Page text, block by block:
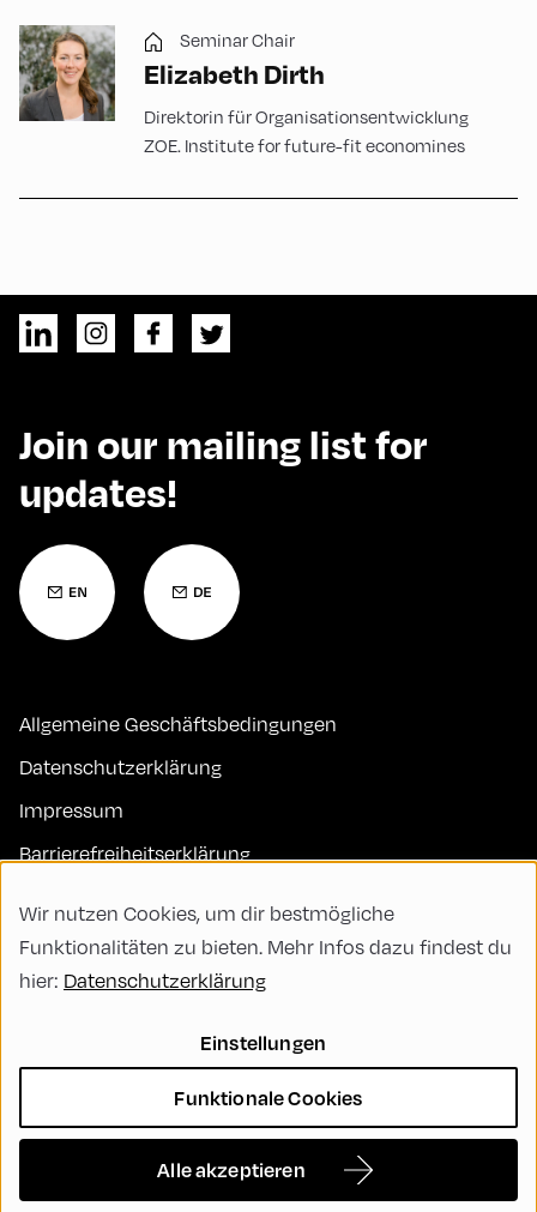
Seminar Chair
Elizabeth Dirth
Direktorin für Organisationsentwicklung
ZOE. Institute for future-fit economines
Join our mailing list for
updates!
Allgemeine Geschäftsbedingungen
Datenschutzerklärung
Impressum
Barrierefreiheitserklärung
FAQs
Code of Conduct
Nachhaltigkeit
Vielfalt, Gleichberechtigung und Inklusion
Wir nutzen Cookies, um dir bestmögliche
Funktionalitäten zu bieten. Mehr Infos dazu findest du
hier: Datenschutzerklärung
Einstellungen
Funktionale Cookies
Alle akzeptieren